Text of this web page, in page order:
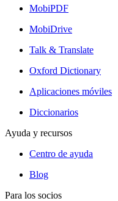
MobiPDF
MobiDrive
Talk & Translate
Oxford Dictionary
Aplicaciones móviles
Diccionarios
Ayuda y recursos
Centro de ayuda
Blog
Para los socios